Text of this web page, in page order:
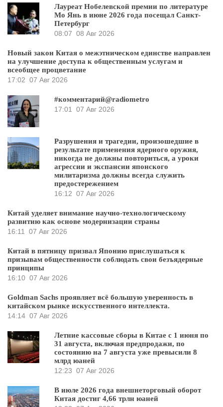
Лауреат Нобелевской премии по литературе
Мо Янь в июне 2026 года посещал Санкт-
Петербург
08:07 08 Авг 2026
Новый закон Китая о межэтническом единстве направлен
на улучшение доступа к общественным услугам и
всеобщее процветание
17:02 07 Авг 2026
#комментарий@radiometro
17:01
07 Авг 2026
Разрушения и трагедии, произошедшие в
результате применения ядерного оружия,
никогда не должны повториться, а уроки
агрессии и экспансии японского
милитаризма должны всегда служить
предостережением
16:12 07 Авг 2026
Китай уделяет внимание научно-технологическому
развитию как основе модернизации страны
16:11
07 Авг 2026
Китай в пятницу призвал Японию прислушаться к
призывам общественности соблюдать свои безъядерные
принципы
16:10 07 Авг 2026
Goldman Sachs проявляет всё большую уверенность в
китайском рынке искусственного интеллекта.
14:14 07 Авг 2026
Летние кассовые сборы в Китае с 1 июня по
31 августа, включая предпродажи, по
состоянию на 7 августа уже превысили 8
млрд юаней
12:23 07 Авг 2026
В июле 2026 года внешнеторговый оборот
Китая достиг 4,66 трлн юаней